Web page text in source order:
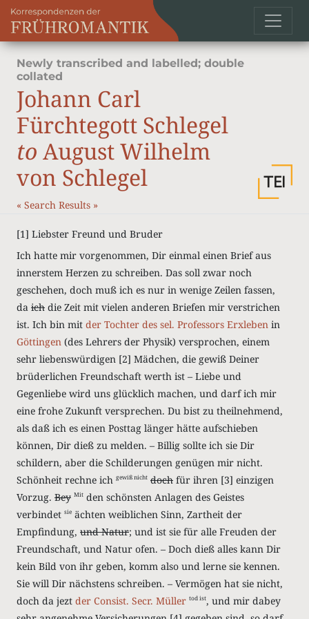
Newly transcribed and labelled; double
collated
Johann Carl
Fürchtegott Schlegel
to August Wilhelm
von Schlegel
« Search Results »
[1] Liebster Freund und Bruder
Ich hatte mir vorgenommen, Dir einmal einen Brief aus
innerstem Herzen zu schreiben. Das soll zwar noch
geschehen, doch muß ich es nur in wenige Zeilen fassen,
da ich die Zeit mit vielen anderen Briefen mir verstrichen
ist. Ich bin mit der Tochter des sel. Professors Erxleben in
Göttingen (des Lehrers der Physik) versprochen, einem
sehr liebenswürdigen [2] Mädchen, die gewiß Deiner
brüderlichen Freundschaft werth ist – Liebe und
Gegenliebe wird uns glücklich machen, und darf ich mir
eine frohe Zukunft versprechen. Du bist zu theilnehmend,
als daß ich es einen Posttag länger hätte aufschieben
können, Dir dieß zu melden. – Billig sollte ich sie Dir
schildern, aber die Schilderungen genügen mir nicht.
Schönheit rechne ich gewiß nicht doch für ihren [3] einzigen
Vorzug. Bey Mit den schönsten Anlagen des Geistes
verbindet sie ächten weiblichen Sinn, Zartheit der
Empfindung, und Natur; und ist sie für alle Freuden der
Freundschaft, und Natur ofen. – Doch dieß alles kann Dir
kein Bild von ihr geben, komm also und lerne sie kennen.
Sie will Dir nächstens schreiben. – Vermögen hat sie nicht,
doch da jezt der Consist. Secr. Müller tod ist, und mir dabey